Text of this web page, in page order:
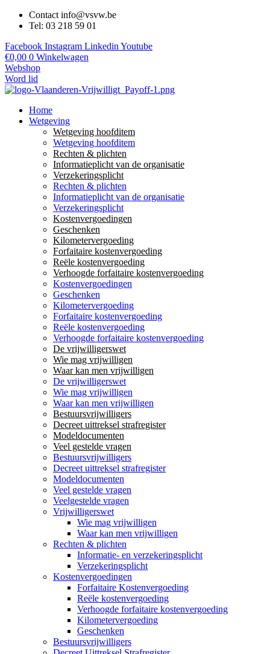
Contact info@vsvw.be
Tel: 03 218 59 01
Facebook Instagram Linkedin Youtube
€0,00 0 Winkelwagen
Webshop
Word lid
Home
Wetgeving
Wetgeving hoofditem
Wetgeving hoofditem
Rechten & plichten
Informatieplicht van de organisatie
Verzekeringsplicht
Rechten & plichten
Informatieplicht van de organisatie
Verzekeringsplicht
Kostenvergoedingen
Geschenken
Kilometervergoeding
Forfaitaire kostenvergoeding
Reële kostenvergoeding
Verhoogde forfaitaire kostenvergoeding
Kostenvergoedingen
Geschenken
Kilometervergoeding
Forfaitaire kostenvergoeding
Reële kostenvergoeding
Verhoogde forfaitaire kostenvergoeding
De vrijwilligerswet
Wie mag vrijwilligen
Waar kan men vrijwilligen
De vrijwilligerswet
Wie mag vrijwilligen
Waar kan men vrijwilligen
Bestuursvrijwilligers
Decreet uittreksel strafregister
Modeldocumenten
Veel gestelde vragen
Bestuursvrijwilligers
Decreet uittreksel strafregister
Modeldocumenten
Veel gestelde vragen
Veelgestelde vragen
Vrijwilligerswet
Wie mag vrijwilligen
Waar kan men vrijwilligen
Rechten & plichten
Informatie- en verzekeringsplicht
Verzekeringsplicht
Kostenvergoedingen
Forfaitaire Kostenvergoeding
Reële kostenvergoeding
Verhoogde forfaitaire kostenvergoeding
Kilometervergoeding
Geschenken
Bestuursvrijwilligers